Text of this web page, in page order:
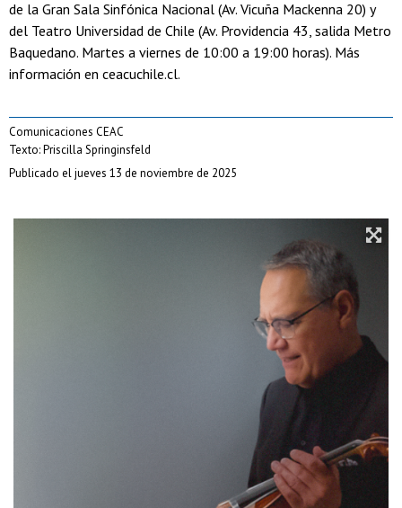
de la Gran Sala Sinfónica Nacional (Av. Vicuña Mackenna 20) y
del Teatro Universidad de Chile (Av. Providencia 43, salida Metro
Baquedano. Martes a viernes de 10:00 a 19:00 horas). Más
información en ceacuchile.cl.
Comunicaciones CEAC
Texto: Priscilla Springinsfeld
Publicado el jueves 13 de noviembre de 2025